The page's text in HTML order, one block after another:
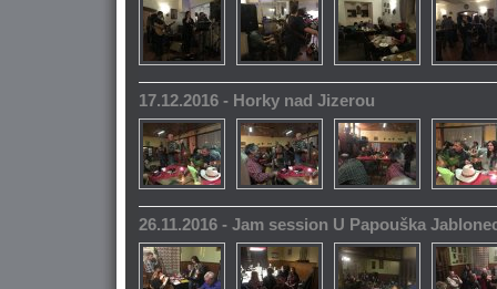
17.12.2016 - Horky nad Jizerou
26.11.2016 - Jam session U Papouška